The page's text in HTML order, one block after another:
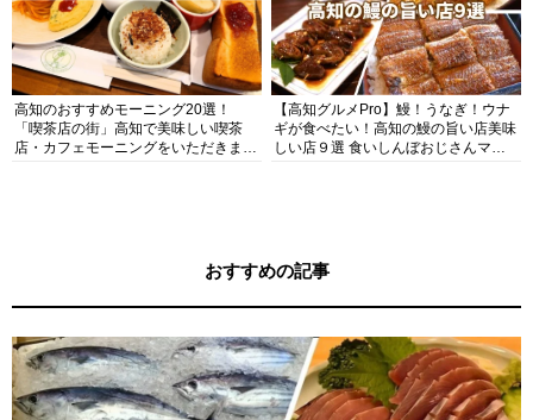
高知のおすすめモーニング20選！
「喫茶店の街」高知で美味しい喫茶
店・カフェモーニングをいただきま
【高知グルメPro】鰻！うなぎ！ウナ
ギが食べたい！高知の鰻の旨い店美味
しい店９選 食いしんぼおじさんマッ
おすすめの記事